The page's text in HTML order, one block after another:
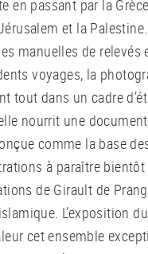
en passant par la
et la
manuelles de relevés
voyages, la
tout dans un cadre
nourrit une
comme la base
à paraître bientôt
de Girault de
L’exposition
cet ensemble